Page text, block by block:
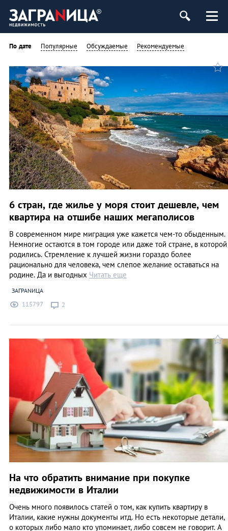
По дате Популярные Обсуждаемые Рекомендуемые
6 стран, где жилье у моря стоит дешевле, чем
квартира на отшибе наших мегаполисов
В современном мире миграция уже кажется чем-то обыденным.
Немногие остаются в том городе или даже той стране, в которой
родились. Стремление к лучшей жизни гораздо более
рационально для человека, чем слепое желание оставаться на
родине. Да и выгодных Читать еще
ЗАГРАNИЦА
115797 2
На что обратить внимание при покупке
недвижимости в Италии
Очень много появилось статей о том, как купить квартиру в
Италии, какие нужны документы итд. Но есть некоторые детали,
о которых либо мало кто упоминает, либо совсем не говорит. А